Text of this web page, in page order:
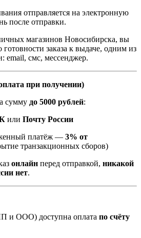
отправляется на электронную
после отправки.
магазинов Новосибирска, вы
заказа к выдаче, одним из
email, смс, мессенджер.
при получении)
сумму до 5000 рублей:
или Почту России
платёж — 3% от
транзакционных сборов)
онлайн перед отправкой, никакой
нет.
и ООО) доступна оплата по счёту